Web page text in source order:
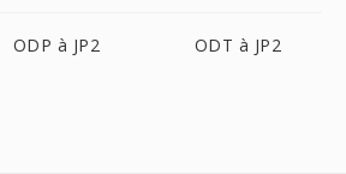
ODP à JP2 ODT à JP2